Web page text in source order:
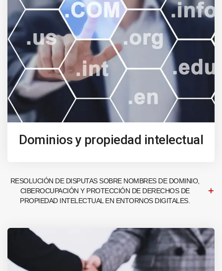
Dominios y propiedad intelectual
RESOLUCIÓN DE DISPUTAS SOBRE NOMBRES DE DOMINIO,
CIBEROCUPACIÓN Y PROTECCIÓN DE DERECHOS DE
PROPIEDAD INTELECTUAL EN ENTORNOS DIGITALES.